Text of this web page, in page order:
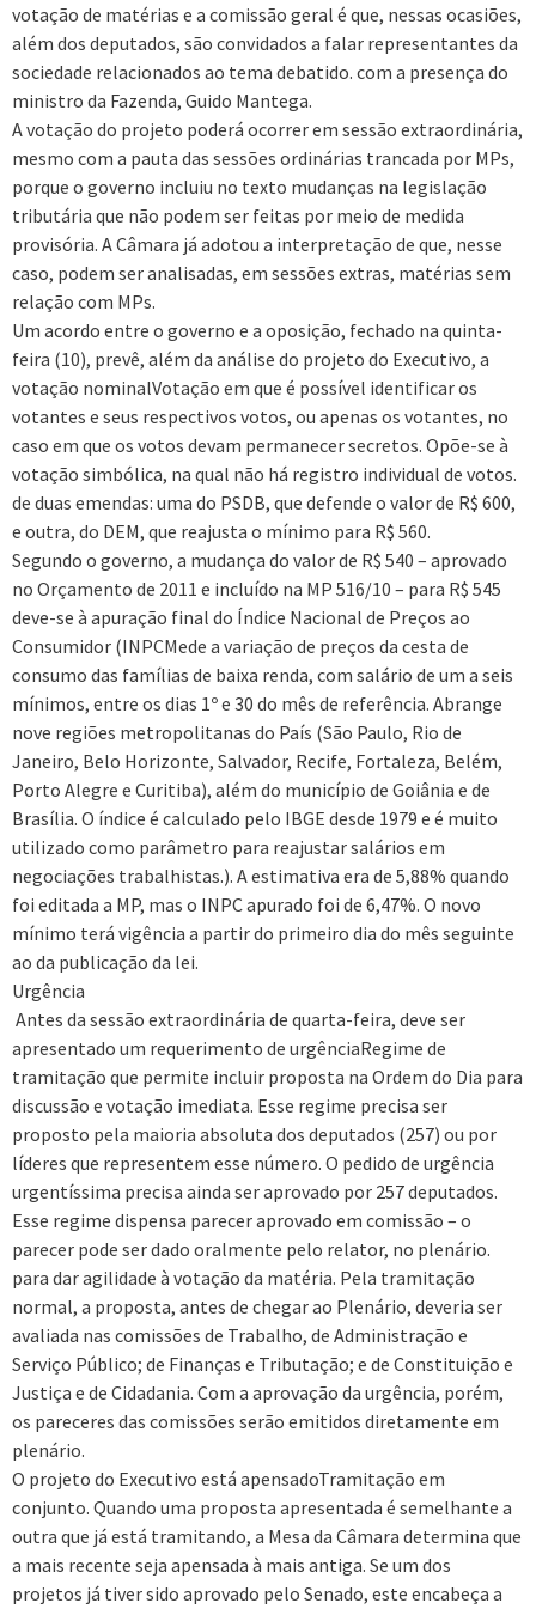
votação de matérias e a comissão geral é que, nessas ocasiões,
além dos deputados, são convidados a falar representantes da
sociedade relacionados ao tema debatido. com a presença do
ministro da Fazenda, Guido Mantega.
A votação do projeto poderá ocorrer em sessão extraordinária,
mesmo com a pauta das sessões ordinárias trancada por MPs,
porque o governo incluiu no texto mudanças na legislação
tributária que não podem ser feitas por meio de medida
provisória. A Câmara já adotou a interpretação de que, nesse
caso, podem ser analisadas, em sessões extras, matérias sem
relação com MPs.
Um acordo entre o governo e a oposição, fechado na quinta-
feira (10), prevê, além da análise do projeto do Executivo, a
votação nominalVotação em que é possível identificar os
votantes e seus respectivos votos, ou apenas os votantes, no
caso em que os votos devam permanecer secretos. Opõe-se à
votação simbólica, na qual não há registro individual de votos.
de duas emendas: uma do PSDB, que defende o valor de R$ 600,
e outra, do DEM, que reajusta o mínimo para R$ 560.
Segundo o governo, a mudança do valor de R$ 540 – aprovado
no Orçamento de 2011 e incluído na MP 516/10 – para R$ 545
deve-se à apuração final do Índice Nacional de Preços ao
Consumidor (INPCMede a variação de preços da cesta de
consumo das famílias de baixa renda, com salário de um a seis
mínimos, entre os dias 1º e 30 do mês de referência. Abrange
nove regiões metropolitanas do País (São Paulo, Rio de
Janeiro, Belo Horizonte, Salvador, Recife, Fortaleza, Belém,
Porto Alegre e Curitiba), além do município de Goiânia e de
Brasília. O índice é calculado pelo IBGE desde 1979 e é muito
utilizado como parâmetro para reajustar salários em
negociações trabalhistas.). A estimativa era de 5,88% quando
foi editada a MP, mas o INPC apurado foi de 6,47%. O novo
mínimo terá vigência a partir do primeiro dia do mês seguinte
ao da publicação da lei.
Urgência
Antes da sessão extraordinária de quarta-feira, deve ser
apresentado um requerimento de urgênciaRegime de
tramitação que permite incluir proposta na Ordem do Dia para
discussão e votação imediata. Esse regime precisa ser
proposto pela maioria absoluta dos deputados (257) ou por
líderes que representem esse número. O pedido de urgência
urgentíssima precisa ainda ser aprovado por 257 deputados.
Esse regime dispensa parecer aprovado em comissão – o
parecer pode ser dado oralmente pelo relator, no plenário.
para dar agilidade à votação da matéria. Pela tramitação
normal, a proposta, antes de chegar ao Plenário, deveria ser
avaliada nas comissões de Trabalho, de Administração e
Serviço Público; de Finanças e Tributação; e de Constituição e
Justiça e de Cidadania. Com a aprovação da urgência, porém,
os pareceres das comissões serão emitidos diretamente em
plenário.
O projeto do Executivo está apensadoTramitação em
conjunto. Quando uma proposta apresentada é semelhante a
outra que já está tramitando, a Mesa da Câmara determina que
a mais recente seja apensada à mais antiga. Se um dos
projetos já tiver sido aprovado pelo Senado, este encabeça a